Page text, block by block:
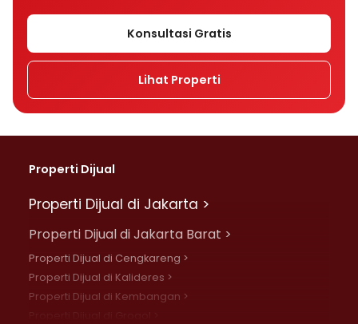
Konsultasi Gratis
Lihat Properti
Properti Dijual
Properti Dijual di Jakarta >
Properti Dijual di Jakarta Barat >
Properti Dijual di Cengkareng >
Properti Dijual di Kalideres >
Properti Dijual di Kembangan >